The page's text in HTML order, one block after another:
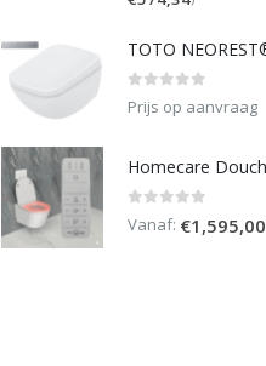
Prijs op aanvraag
Vanaf: €1,595,00